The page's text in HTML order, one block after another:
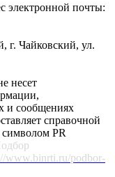
электронной почты:
г. Чайковский, ул.
несет
и сообщениях
справочной
PR
www.binrti.ru/podbor-